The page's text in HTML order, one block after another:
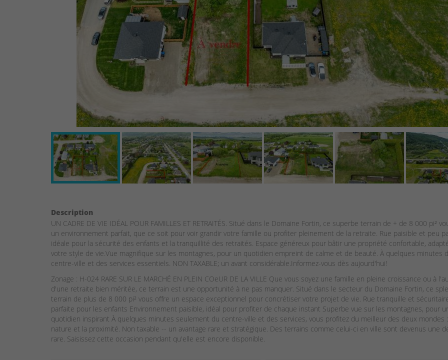
Description
UN CADRE DE VIE IDÉAL POUR FAMILLES ET RETRAITÉS. Situé dans le Domaine Fortin, ce superbe terrain de + de 8 000 pi²
un environnement parfait, que ce soit pour voir grandir votre famille ou profiter pleinement de la retraite. Rue paisible et peu
idéale pour la sécurité des enfants et la tranquillité des retraités. Espace généreux pour bâtir une propriété confortable,
votre style de vie.Vue magnifique sur les montagnes, pour un quotidien empreint de calme et de beauté. À quelques minutes
centre-ville et des services essentiels. NON TAXABLE; un avant considérable.Informez-vous dès aujourd'hui!
Zonage : H-024 RARE SUR LE MARCHÉ EN PLEIN COeUR DE LA VILLE Que vous soyez une famille en pleine croissance ou à
d'une retraite bien méritée, ce terrain est une opportunité à ne pas manquer. Situé dans le secteur du Domaine Fortin, ce
terrain de plus de 8 000 pi² vous offre un espace exceptionnel pour concrétiser votre projet de vie. Rue tranquille et
parfaite pour les enfants Environnement paisible, idéal pour profiter de chaque instant Superbe vue sur les montagnes, pour
quotidien inspirant À quelques minutes seulement du centre-ville et des services, vous profitez du meilleur des deux mondes
nature et la proximité. Non taxable -- un avantage rare et stratégique. Des terrains comme celui-ci en ville sont devenus une
rare. Saisissez cette occasion pendant qu'elle est encore disponible.